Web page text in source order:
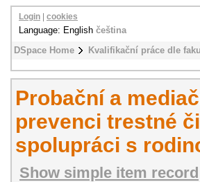
DSpace Home Kvalifikační práce dle
Login cookies
Language: English čeština
Probační a
prevenci trestné
spolupráci s
Show simple item record